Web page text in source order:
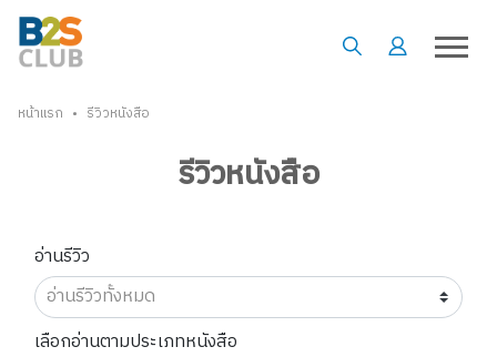
หน้าแรก • รีวิวหนังสือ
รีวิวหนังสือ
อ่านรีวิว
เลือกอ่านตามประเภทหนังสือ